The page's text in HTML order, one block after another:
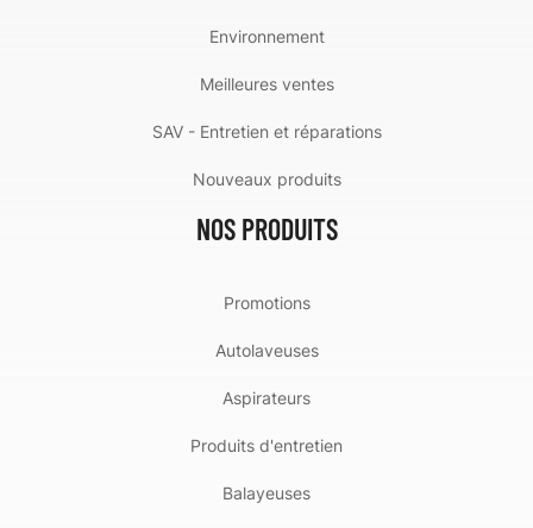
Environnement
Meilleures ventes
SAV - Entretien et réparations
Nouveaux produits
NOS PRODUITS
Promotions
Autolaveuses
Aspirateurs
Produits d'entretien
Balayeuses